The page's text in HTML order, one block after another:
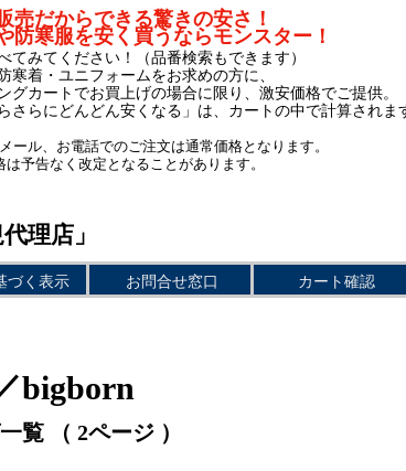
売だからできる驚きの安さ！
防寒服を安く買うならモンスター！
てみてください！（品番検索もできます）
寒着・ユニフォームをお求めの方に、
グカートでお買上げの場合に限り、激安価格でご提供。
さらにどんどん安くなる」は、カートの中で計算されま
ール、お電話でのご注文は通常価格となります。
予告なく改定となることがあります。
代理店」
づく表示 お問合せ窓口 カート確認
bigborn
覧 （ 2ページ ）